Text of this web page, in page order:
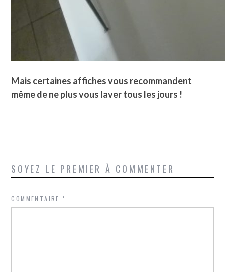
Mais certaines affiches vous recommandent
même de ne plus vous laver tous les jours !
SOYEZ LE PREMIER À COMMENTER
COMMENTAIRE*